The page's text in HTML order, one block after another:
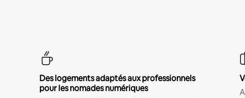
Des logements adaptés aux professionnels
pour les nomades numériques